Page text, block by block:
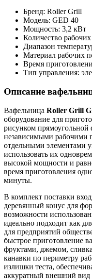
Бренд: Roller Grill
Модель: GED 40
Мощность: 3,2 кВт
Количество
Диапазон
Материал рабочих
Время
Тип управления:
Описание
Вафельница Roller Grill
оборудование для
рисунком
независимыми рабочими
отдельными элементами
использовать их
высокой мощности и
время приготовления
минуты.
В комплект поставки
деревянный конус для
возможности
идеально подходит как
для предприятий
быстрое приготовление
фруктами, джемом,
канавки по периметру
излишки теста,
аккуратный внешний вид